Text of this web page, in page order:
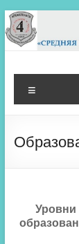
Перейти
к
содержимому
Архангельск
Уровни